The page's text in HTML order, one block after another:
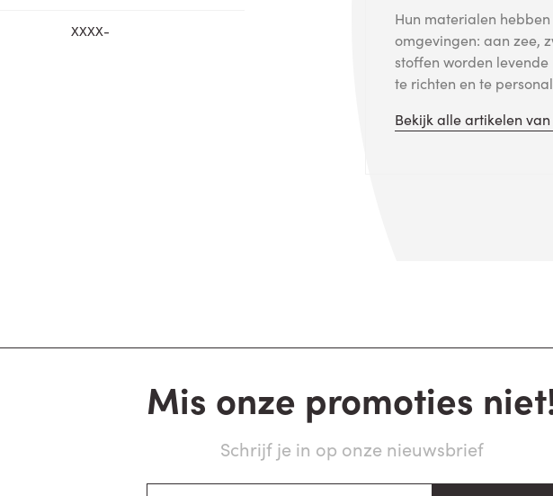
XXXX-
Hun materialen
omgevingen: aan zee,
stoffen worden
te richten en te
Bekijk alle artikelen van
Mis onze promoties
Schrijf je in op onze nieuwsbrief